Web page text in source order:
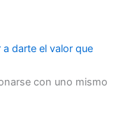
darte el valor que
con uno mismo